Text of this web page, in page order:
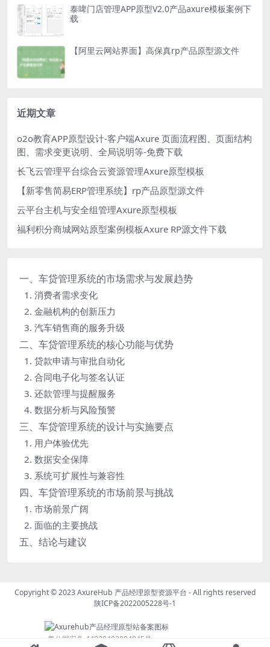
泰啤门店管理APP原型V2.0产品axure模板案例下
载
【阿里云网站界面】高保真rp产品原型源文件
近期文章
o2o教育APP原型设计-客户端Axure 页面流程图、页面结构
图、需求变更说明、全局说明等-免费下载
长飞云管理平台综合云资源管理Axure原型模板
【新零售简易ERP管理系统】rp产品原型源文件
云平台主机与安全组管理Axure原型模板
福利积分商城网站原型案例模板Axure RP源文件下载
一、车贷管理系统的市场需求与发展趋势
1. 消费者需求变化
2. 金融机构的创新压力
3. 汽车销售商的服务升级
二、车贷管理系统的核心功能与优势
1. 贷款申请与审批自动化
2. 合同电子化与签名认证
3. 还款管理与提醒服务
4. 数据分析与风险预警
三、车贷管理系统的设计与实施要点
1. 用户体验优先
2. 数据安全保障
3. 系统可扩展性与兼容性
四、车贷管理系统的市场前景与挑战
1. 市场前景广阔
2. 面临的主要挑战
五、结论与建议
Copyright © 2023AxureHub 产品经理原型资源平台 - All rights reserved
陕ICP备2022005228号-1
粤公网安备 44030402004845号